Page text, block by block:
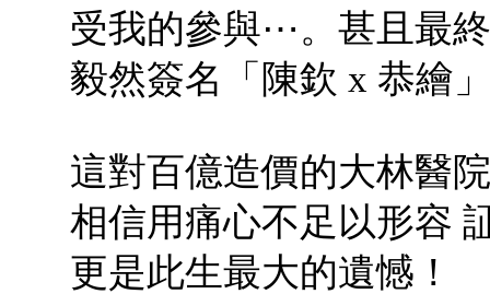
受我的參與⋯。甚且最
毅然簽名「陳欽 x 恭
這對百億造價的大林醫
相信用痛心不足以形容
更是此生最大的遺憾！